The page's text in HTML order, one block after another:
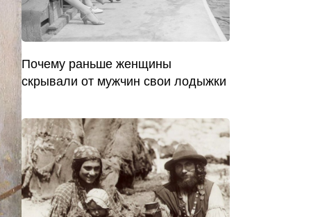
Почему раньше женщины
скрывали от мужчин свои лодыжки